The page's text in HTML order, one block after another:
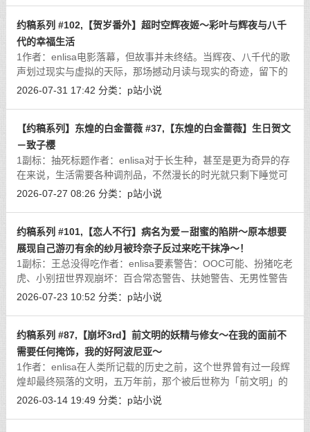
约稿系列 #102,【贺岁番外】超时空辉夜姬～彩叶与辉夜与八千
代的幸福生活
1作者：enlisa电影落幕，但故事并未终结。当辉夜、八千代的歌
声划过现实与虚拟的天际，那场撼动月读与现实的奇迹，留下的
不仅仅是重逢的喜悦，更是一个全新的开始。网络世界因终极直
2026-07-31 17:42 分类： p站小说
【约稿系列】东煌的白金蔷薇 #37,【东煌的白金蔷薇】生日贺文
－致子樱
1副标：抽死标题作者：enlisa对于长生种，甚至是更为奇异的存
在来说，生活需要各种调剂品，不然漫长的时光就只剩下睡觉可
以打发时间。短生种的时间观念、生活的步调对于她们来说十分
2026-07-27 08:26 分类： p站小说
约稿系列 #101,【恋人不行】病名为爱－甜蜜的陷阱～原本想要
展现自己游刃有余的纱月被玲奈子反过来吃干抹净～！
1副标：王总没得吃作者：enlisa要素警告：OOC可能、扮猪吃老
虎、小别扭世界观崩坏：百合常态警告、扶她警告、无男性警告
－致过去的我：若妳正期待一个关于爱的故事，请现在就阖上这
2026-07-23 10:52 分类： p站小说
约稿系列 #87,【崩坏3rd】前文明的妖精与修女～在我的面前不
需要任何掩饰，我的好阿波尼亚～
1作者：enlisa在人类所记载的历史之前，这个世界曾有过一段辉
煌却最终殒落的文明，五万年前，那个被后世称为「前文明」的
纪元，是科技与智慧的极致化身。他们掌握星辰间的能量，驭使
2026-03-14 19:49 分类： p站小说